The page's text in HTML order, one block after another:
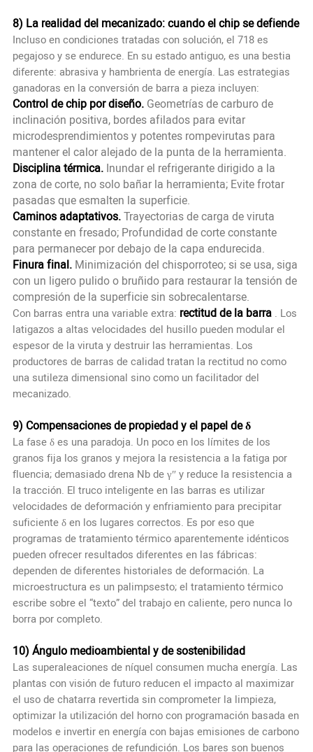
8) La realidad del mecanizado: cuando el chip se defiende
Incluso en condiciones tratadas con solución, el 718 es
pegajoso y se endurece. En su estado antiguo, es una bestia
diferente: abrasiva y hambrienta de energía. Las estrategias
ganadoras en la conversión de barra a pieza incluyen:
Control de chip por diseño.Geometrías de carburo de
inclinación positiva, bordes afilados para evitar
microdesprendimientos y potentes rompevirutas para
mantener el calor alejado de la punta de la herramienta.
Disciplina térmica.Inundar el refrigerante dirigido a la
zona de corte, no solo bañar la herramienta; Evite frotar
pasadas que esmalten la superficie.
Caminos adaptativos.Trayectorias de carga de viruta
constante en fresado; Profundidad de corte constante
para permanecer por debajo de la capa endurecida.
Finura final.Minimización del chisporroteo; si se usa, siga
con un ligero pulido o bruñido para restaurar la tensión de
compresión de la superficie sin sobrecalentarse.
Con barras entra una variable extra: rectitud de la barra . Los
latigazos a altas velocidades del husillo pueden modular el
espesor de la viruta y destruir las herramientas. Los
productores de barras de calidad tratan la rectitud no como
una sutileza dimensional sino como un facilitador del
mecanizado.
9) Compensaciones de propiedad y el papel de δ
La fase δ es una paradoja. Un poco en los límites de los
granos fija los granos y mejora la resistencia a la fatiga por
fluencia; demasiado drena Nb de γ″ y reduce la resistencia a
la tracción. El truco inteligente en las barras es utilizar
velocidades de deformación y enfriamiento para precipitar
suficiente δ en los lugares correctos. Es por eso que
programas de tratamiento térmico aparentemente idénticos
pueden ofrecer resultados diferentes en las fábricas:
dependen de diferentes historiales de deformación. La
microestructura es un palimpsesto; el tratamiento térmico
escribe sobre el “texto” del trabajo en caliente, pero nunca lo
borra por completo.
10) Ángulo medioambiental y de sostenibilidad
Las superaleaciones de níquel consumen mucha energía. Las
plantas con visión de futuro reducen el impacto al maximizar
el uso de chatarra revertida sin comprometer la limpieza,
optimizar la utilización del horno con programación basada en
modelos e invertir en energía con bajas emisiones de carbono
para las operaciones de refundición. Los bares son buenos